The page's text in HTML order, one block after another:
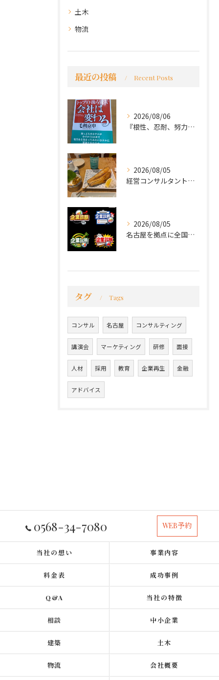
土木
物流
最近の投稿 Recent Posts
2026/08/06
『根性、忍耐、努力という言葉は死語なのか』
2026/08/05
経営コンサルタントのモーちゃん・毛利京申です。
2026/08/05
名古屋を拠点に全国で活動する 経営コンサルタントの 毛利京申...
タグ Tags
コンサル 名古屋 コンサルティング
講演会 マーケティング 研修 面接
人材 採用 教育 企業再生 金融
アドバイス
0568-34-7080 WEB予約
当社の想い 事業内容
料金表 成功事例
Q&A 当社の特徴
相談 中小企業
建築 土木
物流 会社概要